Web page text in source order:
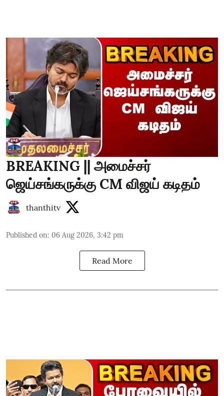
BREAKING || அமைச்சர்
ஜெய்சங்கருக்கு CM விஜய் கடிதம்
thanthitv
Published on: 06 Aug 2026, 3:42 pm
Read More